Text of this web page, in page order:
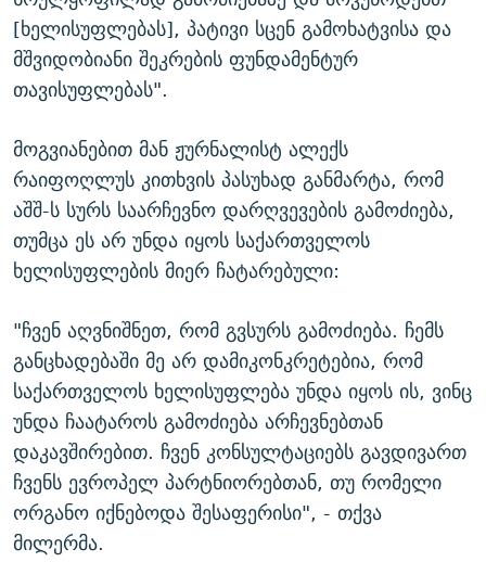
[ხელისუფლებას], პატივი სცენ გამოხატვისა და
მშვიდობიანი შეკრების ფუნდამენტურ
თავისუფლებას".
მოგვიანებით მან ჟურნალისტ ალექს
რაიფოღლუს კითხვის პასუხად განმარტა, რომ
აშშ-ს სურს საარჩევნო დარღვევების გამოძიება,
თუმცა ეს არ უნდა იყოს საქართველოს
ხელისუფლების მიერ ჩატარებული:
"ჩვენ აღვნიშნეთ, რომ გვსურს გამოძიება. ჩემს
განცხადებაში მე არ დამიკონკრეტებია, რომ
საქართველოს ხელისუფლება უნდა იყოს ის, ვინც
უნდა ჩაატაროს გამოძიება არჩევნებთან
დაკავშირებით. ჩვენ კონსულტაციებს გავდივართ
ჩვენს ევროპელ პარტნიორებთან, თუ რომელი
ორგანო იქნებოდა შესაფერისი", - თქვა
მილერმა.